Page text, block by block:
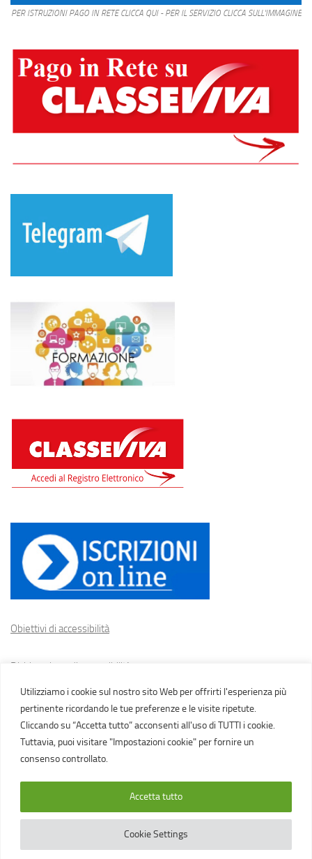
Utilizziamo i cookie sul nostro sito Web per offrirti l'esperienza più
pertinente ricordando le tue preferenze e le visite ripetute.
Cliccando su “Accetta tutto” acconsenti all'uso di TUTTI i cookie.
Tuttavia, puoi visitare "Impostazioni cookie" per fornire un
consenso controllato.
Cookie Settings
Accetta tutto
PER ISTRUZIONI PAGO IN RETE CLICCA QUI - PER IL SERVIZIO CLICCA SULL'IMMAGINE
Obiettivi di accessibilità
Dichiarazione di accessibilità
Cookie policy
IC Gasparini, Novi di Modena Via Martiri della Libertà, tel.
059670129 MAILmoic80500q@istruzione.it